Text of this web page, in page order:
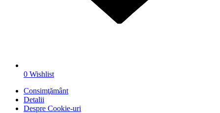
0 Wishlist
Consimţământ
Detalii
Despre Cookie-uri